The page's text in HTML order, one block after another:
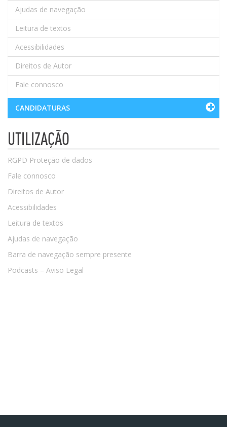
Ajudas de navegação
Leitura de textos
Acessibilidades
Direitos de Autor
Fale connosco
CANDIDATURAS
UTILIZAÇÃO
RGPD Proteção de dados
Fale connosco
Direitos de Autor
Acessibilidades
Leitura de textos
Ajudas de navegação
Barra de navegação sempre presente
Podcasts – Aviso Legal